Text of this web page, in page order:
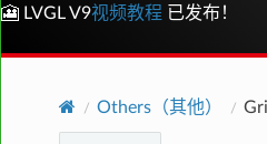
🎦 LVGL V9视频教程 已发布！
Others（其他）